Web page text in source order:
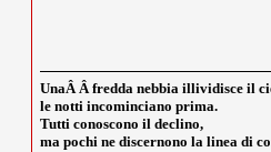
UnaÂ Â fredda nebbia illividisce il
le notti incominciano prima.
Tutti conoscono il declino,
ma pochi ne discernono la linea di